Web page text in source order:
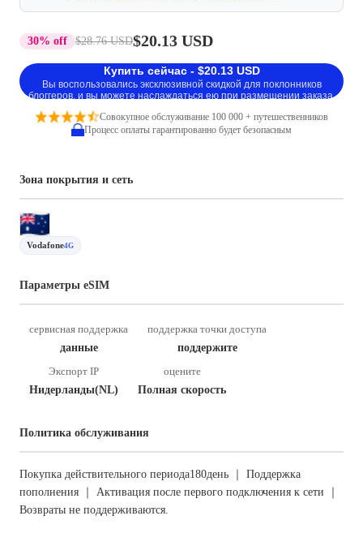
30% off $28.76 USD$20.13 USD
Купить сейчас - $20.13 USD
Вы воспользовались эксклюзивной скидкой для поклонников
блоггеров, и вы можете наслаждаться ею при размещении заказа.
Совокупное обслуживание 100 000 + путешественников
Процесс оплаты гарантированно будет безопасным
Зона покрытия и сеть
Vodafone4G
Параметры eSIM
сервисная поддержка
данные
поддержка точки доступа
поддержите
Экспорт IP
Нидерланды(NL)
оцените
Полная скорость
Политика обслуживания
Покупка действительного периода180день ｜ Поддержка
пополнения ｜ Активация после первого подключения к сети ｜
Возвраты не поддерживаются.